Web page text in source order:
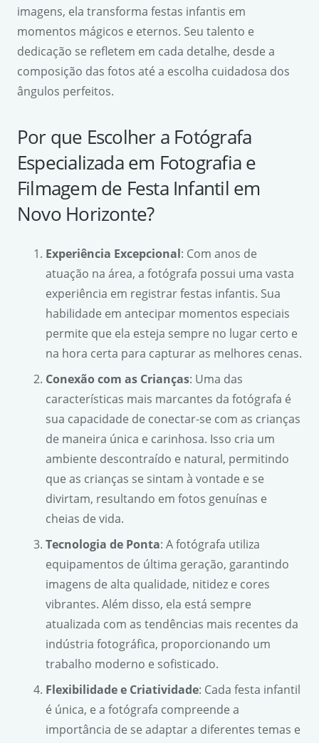
imagens, ela transforma festas infantis em
momentos mágicos e eternos. Seu talento e
dedicação se refletem em cada detalhe, desde a
composição das fotos até a escolha cuidadosa dos
ângulos perfeitos.
Por que Escolher a Fotógrafa
Especializada em Fotografia e
Filmagem de Festa Infantil em
Novo Horizonte?
Experiência Excepcional: Com anos de
atuação na área, a fotógrafa possui uma vasta
experiência em registrar festas infantis. Sua
habilidade em antecipar momentos especiais
permite que ela esteja sempre no lugar certo e
na hora certa para capturar as melhores cenas.
Conexão com as Crianças: Uma das
características mais marcantes da fotógrafa é
sua capacidade de conectar-se com as crianças
de maneira única e carinhosa. Isso cria um
ambiente descontraído e natural, permitindo
que as crianças se sintam à vontade e se
divirtam, resultando em fotos genuínas e
cheias de vida.
Tecnologia de Ponta: A fotógrafa utiliza
equipamentos de última geração, garantindo
imagens de alta qualidade, nitidez e cores
vibrantes. Além disso, ela está sempre
atualizada com as tendências mais recentes da
indústria fotográfica, proporcionando um
trabalho moderno e sofisticado.
Flexibilidade e Criatividade: Cada festa infantil
é única, e a fotógrafa compreende a
importância de se adaptar a diferentes temas e